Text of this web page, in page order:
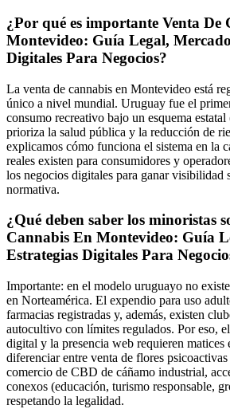
¿Por qué es importante Venta De
Montevideo: Guía Legal,
Digitales Para Negocios?
La venta de cannabis en Montevideo está
único a nivel mundial. Uruguay fue el
consumo recreativo bajo un esquema
prioriza la salud pública y la reducción de
explicamos cómo funciona el sistema en la
reales existen para consumidores y
los negocios digitales para ganar visibilidad
normativa.
¿Qué deben saber los minoristas
Cannabis En Montevideo: Guía
Estrategias Digitales Para
Importante: en el modelo uruguayo no
en Norteamérica. El expendio para uso
farmacias registradas y, además, existen
autocultivo con límites regulados. Por eso,
digital y la presencia web requieren matices
diferenciar entre venta de flores
comercio de CBD de cáñamo industrial,
conexos (educación, turismo responsable,
respetando la legalidad.